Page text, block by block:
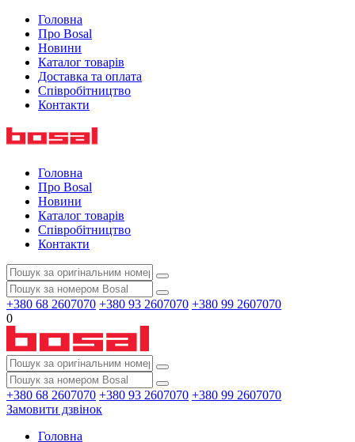
Головна
Про Bosal
Новини
Каталог товарів
Доставка та оплата
Співробітництво
Контакти
Головна
Про Bosal
Новини
Каталог товарів
Співробітництво
Контакти
+380 68 2607070 +380 93 2607070 +380 99 2607070
0
+380 68 2607070 +380 93 2607070 +380 99 2607070
Замовити дзвінок
Головна